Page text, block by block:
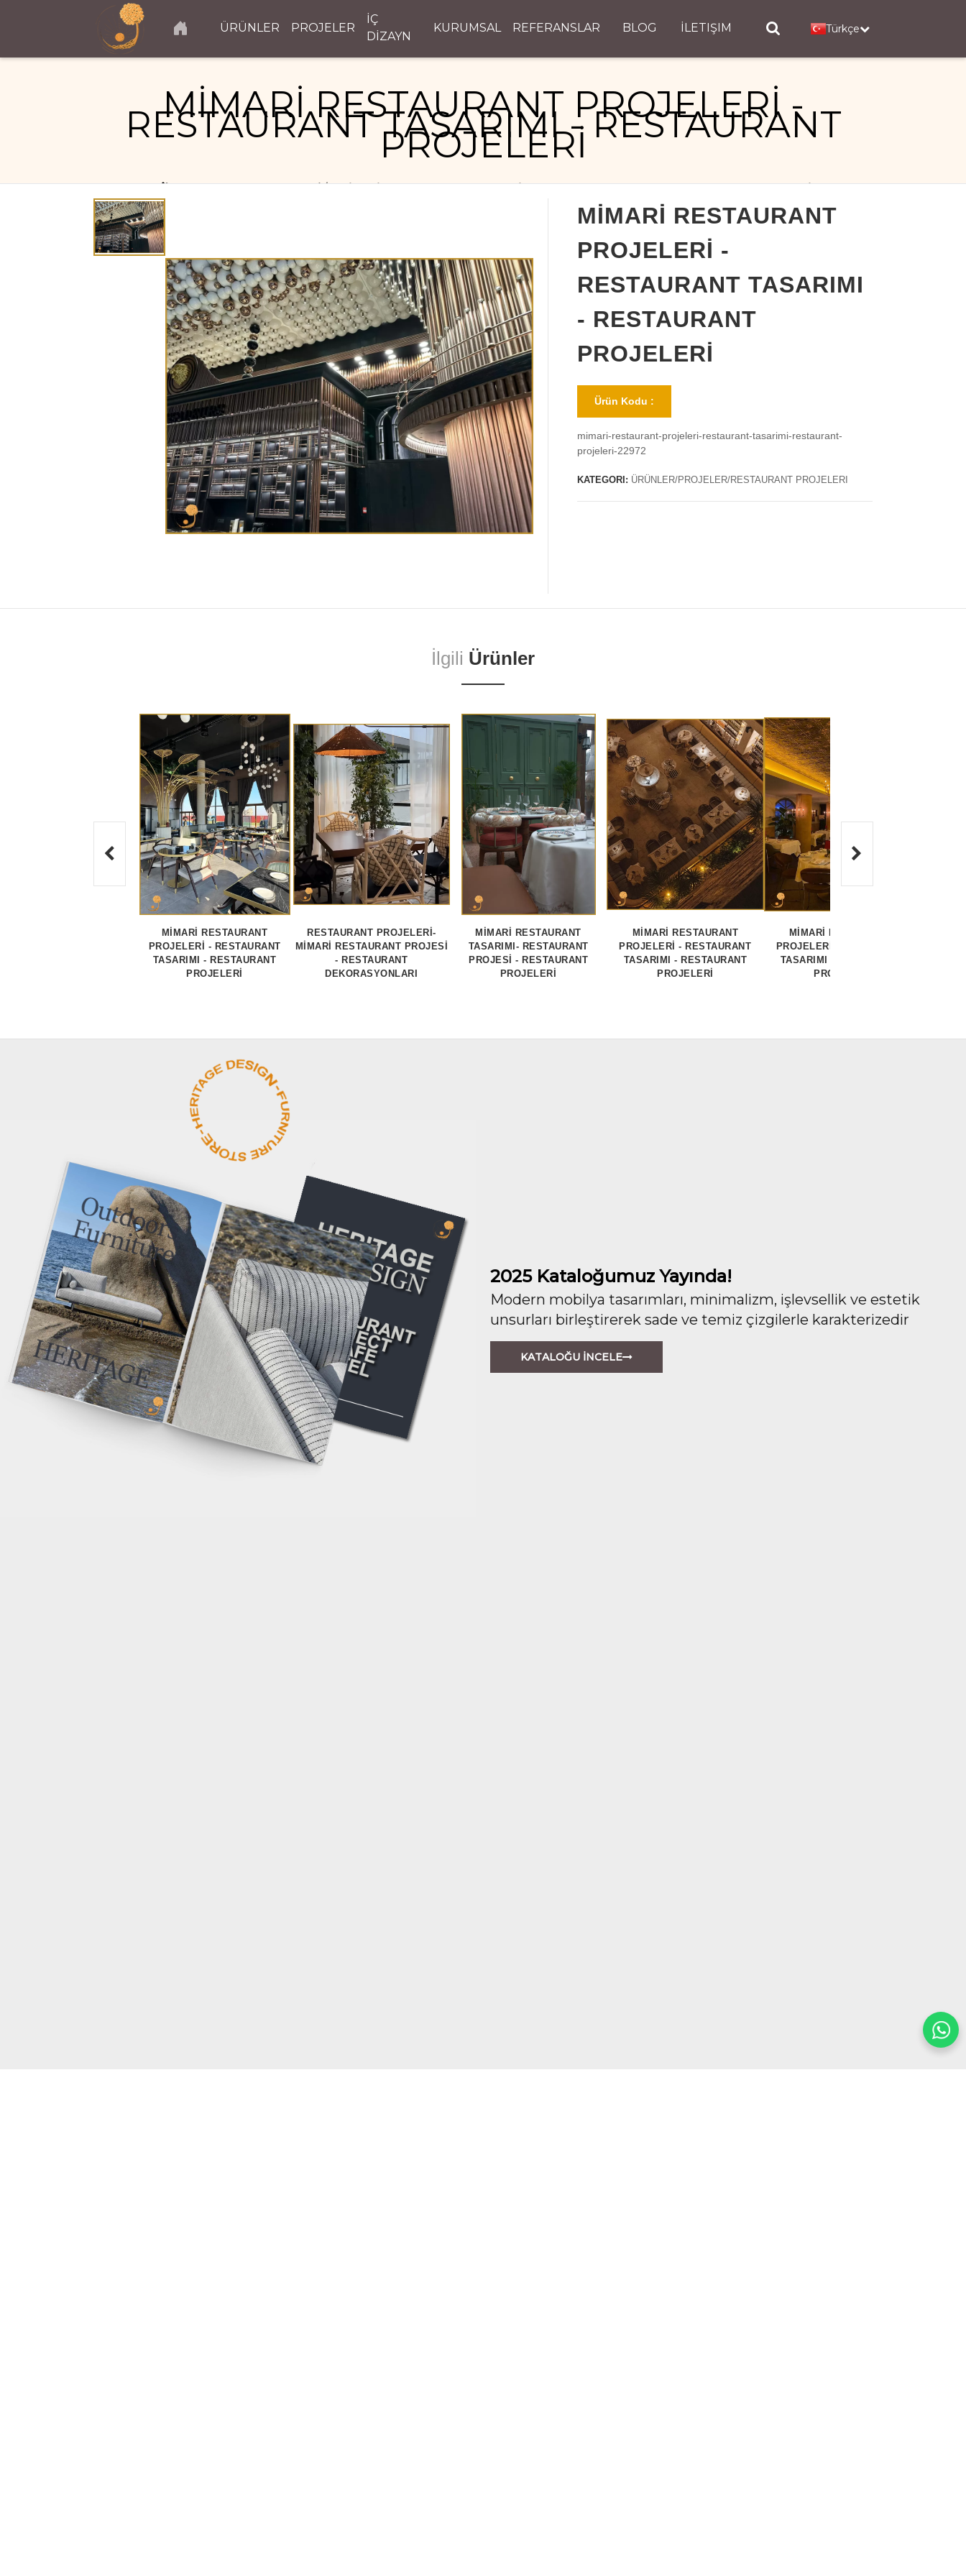
ÜRÜNLER PROJELER
İÇ
DİZAYN
KURUMSAL REFERANSLAR BLOG İLETIŞIM Türkçe
MİMARİ RESTAURANT PROJELERİ -
RESTAURANT TASARIMI - RESTAURANT
PROJELERİ
RESTAURANT PROJELERI MİMARİ RESTAURANT PROJELERİ - RESTAURANT TASARIMI - RESTAURANT PROJELERİ
MİMARİ RESTAURANT
PROJELERİ -
RESTAURANT TASARIMI
- RESTAURANT
PROJELERİ
Ürün Kodu :
mimari-restaurant-projeleri-restaurant-tasarimi-restaurant-
projeleri-22972
KATEGORI: ÜRÜNLER/PROJELER/RESTAURANT PROJELERI
İlgili Ürünler
MİMARİ RESTAURANT
PROJELERİ - RESTAURANT
TASARIMI - RESTAURANT
PROJELERİ
RESTAURANT PROJELERİ-
MİMARİ RESTAURANT PROJESİ
- RESTAURANT
DEKORASYONLARI
MİMARİ RESTAURANT
TASARIMI- RESTAURANT
PROJESİ - RESTAURANT
PROJELERİ
MİMARİ RESTAURANT
PROJELERİ - RESTAURANT
TASARIMI - RESTAURANT
PROJELERİ
MİMARİ RESTAURANT
PROJELERİ - RESTAURANT
TASARIMI - RESTAURANT
PROJELERİ
2025 Kataloğumuz Yayında!
Modern mobilya tasarımları, minimalizm, işlevsellik ve estetik
unsurları birleştirerek sade ve temiz çizgilerle karakterizedir
KATALOĞU İNCELE